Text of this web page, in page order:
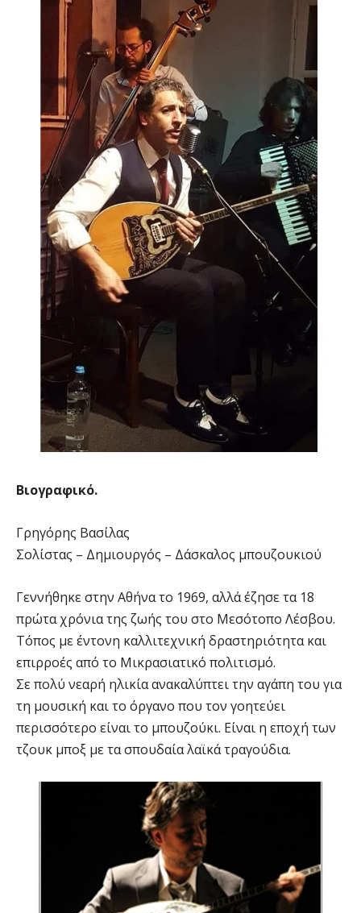
Βιογραφικό.
Γρηγόρης Bασίλας
Σολίστας – Δημιουργός – Δάσκαλος μπουζουκιού
Γεννήθηκε στην Αθήνα το 1969, αλλά έζησε τα 18
πρώτα χρόνια της ζωής του στο Μεσότοπο Λέσβου.
Τόπος με έντονη καλλιτεχνική δραστηριότητα και
επιρροές από το Μικρασιατικό πολιτισμό.
Σε πολύ νεαρή ηλικία ανακαλύπτει την αγάπη του για
τη μουσική και το όργανο που τον γοητεύει
περισσότερο είναι το μπουζούκι. Είναι η εποχή των
τζουκ μποξ με τα σπουδαία λαϊκά τραγούδια.